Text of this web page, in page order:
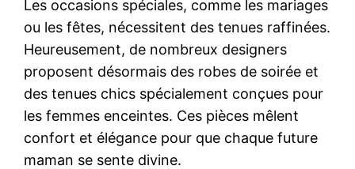
Les occasions spéciales, comme les mariages
ou les fêtes, nécessitent des tenues raffinées.
Heureusement, de nombreux designers
proposent désormais des robes de soirée et
des tenues chics spécialement conçues pour
les femmes enceintes. Ces pièces mêlent
confort et élégance pour que chaque future
maman se sente divine.